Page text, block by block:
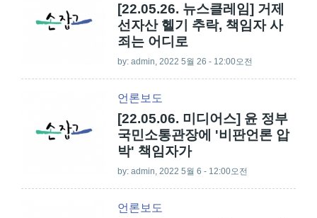
[22.05.26. 뉴스클레임] 거제
선자산 헬기 추락, 책임자 사
죄는 어디로
by: admin , 2022 5월 26 - 12:00오전
언론보도
[22.05.06. 미디어스] 윤 정부
국민소통관장에 '비판언론 압
박' 책임자가
by: admin , 2022 5월 6 - 12:00오전
언론보도